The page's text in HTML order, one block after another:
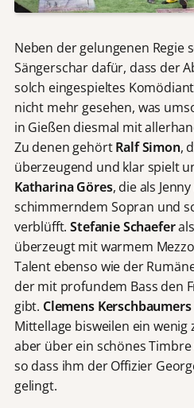
Neben der gelungenen Regie
Sängerschar dafür, dass der
solch eingespieltes
nicht mehr gesehen, was
in Gießen diesmal mit
Zu denen gehörtRalf Simon,
überzeugend und klar spielt
Katharina Göres, die als
schimmerndem Sopran und
verblüfft.Stefanie Schaefer
überzeugt mit warmem
Talent ebenso wie der
der mit profundem Bass den
gibt. Clemens Kerschbaumers
Mittellage bisweilen ein
aber über ein schönes
so dass ihm der Offizier
gelingt.